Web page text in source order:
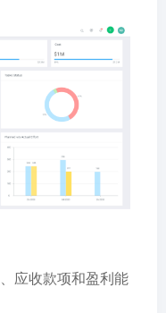
应收款项和盈利能